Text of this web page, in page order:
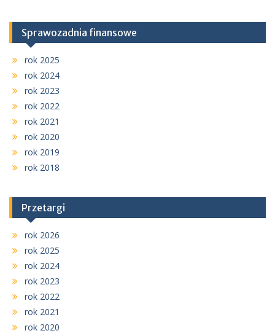
Sprawozadnia finansowe
rok 2025
rok 2024
rok 2023
rok 2022
rok 2021
rok 2020
rok 2019
rok 2018
Przetargi
rok 2026
rok 2025
rok 2024
rok 2023
rok 2022
rok 2021
rok 2020